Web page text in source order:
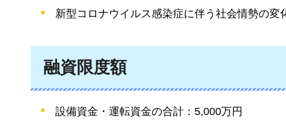
新型コロナウイルス感染症に伴う社会情勢の
融資限度額
設備資金・運転資金の合計：5,000万円